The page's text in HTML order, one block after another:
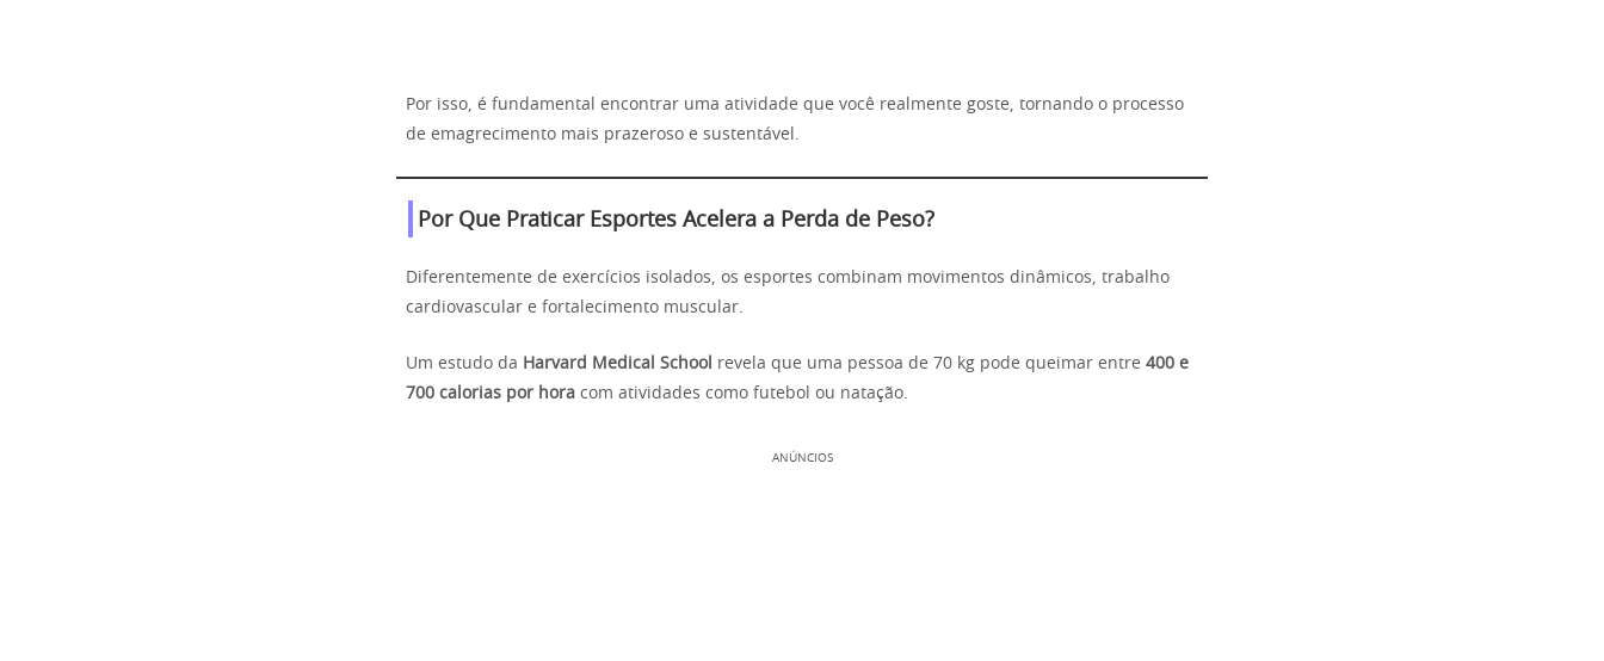
Por isso, é fundamental encontrar uma atividade que você realmente goste, tornando o processo
de emagrecimento mais prazeroso e sustentável.
Por Que Praticar Esportes Acelera a Perda de Peso?
Diferentemente de exercícios isolados, os esportes combinam movimentos dinâmicos, trabalho
cardiovascular e fortalecimento muscular.
Um estudo da Harvard Medical School revela que uma pessoa de 70 kg pode queimar entre 400 e
700 calorias por hora com atividades como futebol ou natação.
ANÚNCIOS